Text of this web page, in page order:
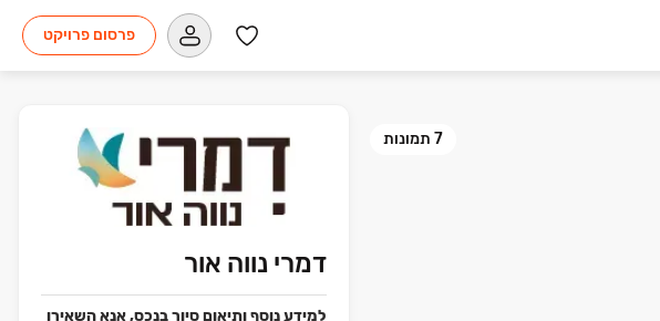
פרסום פרויקט
7 תמונות
דמרי נווה אור
למידע נוסף ותיאום סיור בנכס, אנא השאירו